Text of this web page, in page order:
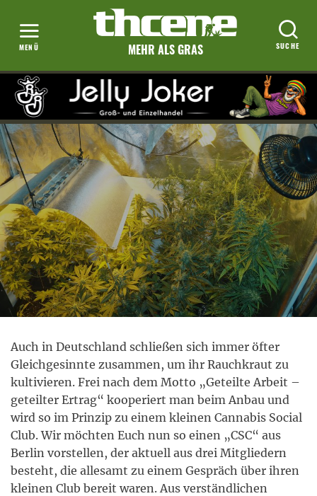
MEHR ALS GRAS
Auch in Deutschland schließen sich immer öfter
Gleichgesinnte zusammen, um ihr Rauchkraut zu
kultivieren. Frei nach dem Motto „Geteilte Arbeit –
geteilter Ertrag“ kooperiert man beim Anbau und
wird so im Prinzip zu einem kleinen Cannabis Social
Club. Wir möchten Euch nun so einen „CSC“ aus
Berlin vorstellen, der aktuell aus drei Mitgliedern
besteht, die allesamt zu einem Gespräch über ihren
kleinen Club bereit waren. Aus verständlichen